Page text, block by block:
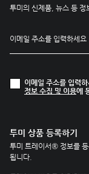
투미의 신제품, 뉴스 등 정
이메일 주소를 입력
정보 수집 및 이용에
투미 상품 등록하기
투미 트레이서® 정보를
됩니다.